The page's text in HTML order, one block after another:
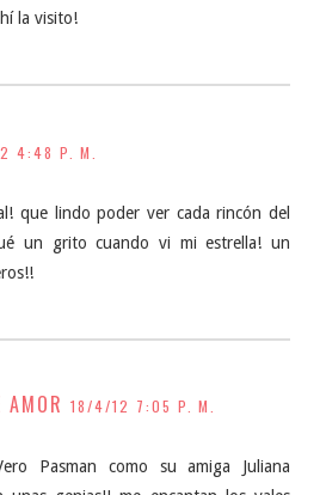
la visito!
4:48 P. M.
que lindo poder ver cada rincón del
un grito cuando vi mi estrella! un
AMOR 18/4/12 7:05 P. M.
Pasman como su amiga Juliana